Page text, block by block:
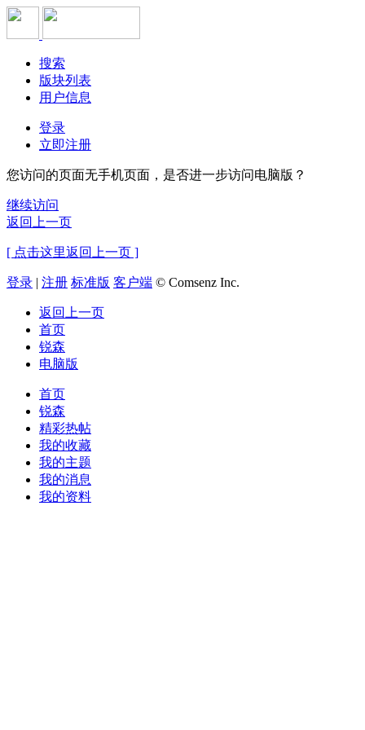
搜索
版块列表
用户信息
登录
立即注册
您访问的页面无手机页面，是否进一步访问电脑版？
继续访问
返回上一页
[ 点击这里返回上一页 ]
登录 | 注册 标准版 客户端 © Comsenz Inc.
返回上一页
首页
锐森
电脑版
首页
锐森
精彩热帖
我的收藏
我的主题
我的消息
我的资料